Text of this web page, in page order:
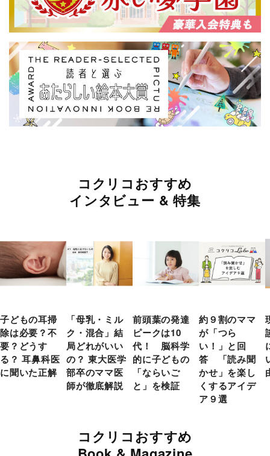
コクリコおすすめ
インタビュー & 特集
子どもの耳掃
除は必要？不
要？どうす
る？ 耳鼻科医
に聞いた正解
「母乳・ミル
ク・混合」結
局どれがいい
の？ 東大医学
部卒のママ医
師が徹底解説
前頭葉の発達
ピークは10
代！ 脳科学
的に子どもの
「ならいご
と」を検証
約９割のママ
が「つら
い！」と回
答 「読み聞
かせ」を楽し
くするアイデ
ア９選
コクリコおすすめ